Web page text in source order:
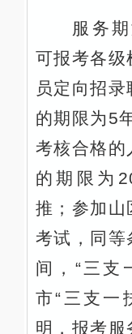
服务
可报考各级
员定向招
的期限为5
考核合格的
的期限为
推；参加山
考试，同等
间，“三支
市“三支一
明，报考服